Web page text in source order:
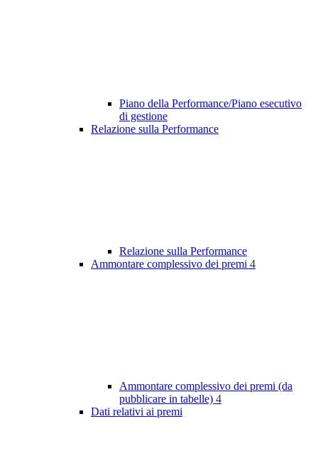
Piano della Performance/Piano esecutivo
di gestione
Relazione sulla Performance
Relazione sulla Performance
Ammontare complessivo dei premi 4
Ammontare complessivo dei premi (da
pubblicare in tabelle) 4
Dati relativi ai premi